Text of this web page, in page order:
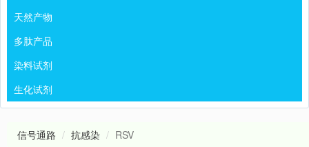
天然产物
多肽产品
染料试剂
生化试剂
信号通路 抗感染 RSV